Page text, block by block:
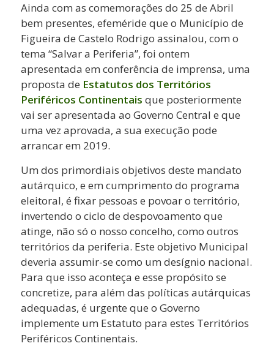
Ainda com as comemorações do 25 de Abril
bem presentes, efeméride que o Município de
Figueira de Castelo Rodrigo assinalou, com o
tema “Salvar a Periferia”, foi ontem
apresentada em conferência de imprensa, uma
proposta de Estatutos dos Territórios
Periféricos Continentais que posteriormente
vai ser apresentada ao Governo Central e que
uma vez aprovada, a sua execução pode
arrancar em 2019.
Um dos primordiais objetivos deste mandato
autárquico, e em cumprimento do programa
eleitoral, é fixar pessoas e povoar o território,
invertendo o ciclo de despovoamento que
atinge, não só o nosso concelho, como outros
territórios da periferia. Este objetivo Municipal
deveria assumir-se como um desígnio nacional.
Para que isso aconteça e esse propósito se
concretize, para além das políticas autárquicas
adequadas, é urgente que o Governo
implemente um Estatuto para estes Territórios
Periféricos Continentais.